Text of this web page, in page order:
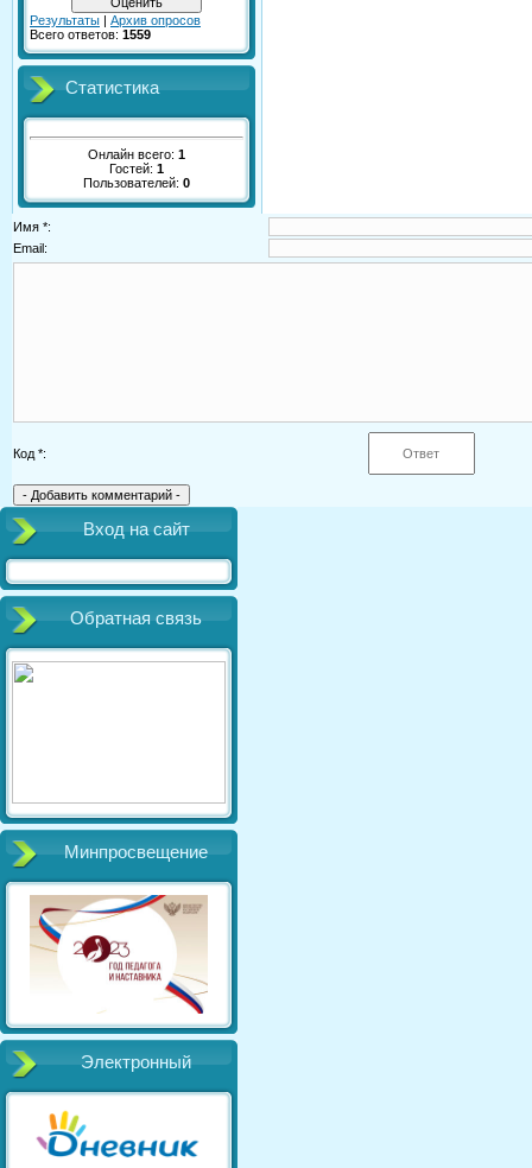
Результаты | Архив опросов
Всего ответов: 1559
Статистика
Онлайн всего: 1
Гостей: 1
Пользователей: 0
Имя *:
Email:
Код *:
Вход на сайт
Обратная связь
Минпросвещение
Электронный